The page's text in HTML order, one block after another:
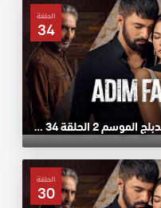
الحلقة
34
مسلسل اسمي فرح مدبلج الموسم 2 الحلقة 34 HD
الحلقة
30